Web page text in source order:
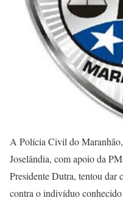
A Polícia Civil do
Joselândia, com apoio da
Presidente Dutra, tentou dar
contra o indivíduo